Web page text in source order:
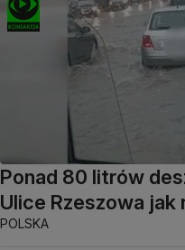
Ponad 80 litrów
Ulice Rzeszowa jak
POLSKA